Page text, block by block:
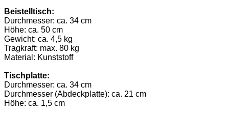
Beistelltisch:
Durchmesser: ca. 34 cm
Höhe: ca. 50 cm
Gewicht: ca. 4,5 kg
Tragkraft: max. 80 kg
Material: Kunststoff
Tischplatte:
Durchmesser: ca. 34 cm
Durchmesser (Abdeckplatte): ca. 21 cm
Höhe: ca. 1,5 cm